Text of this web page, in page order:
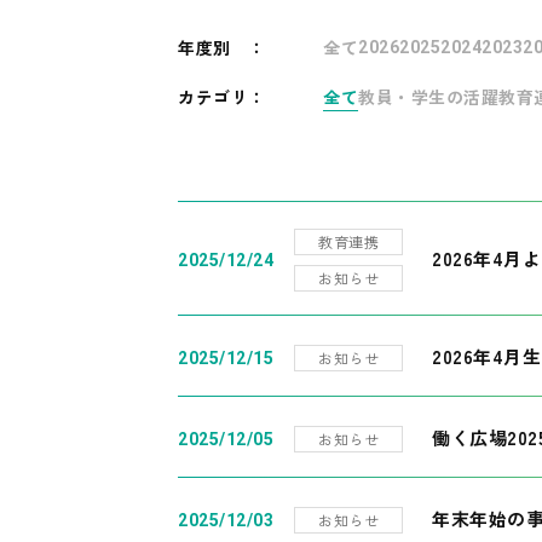
年度別 ： 全て2026202520242023
カテゴリ： 全て教員・学生の活躍教育
2025/12/24
教育連携
お知らせ
2026年4月
2025/12/15 お知らせ 2026年4月
2025/12/05 お知らせ 働く広場
2025/12/03 お知らせ 年末年始の